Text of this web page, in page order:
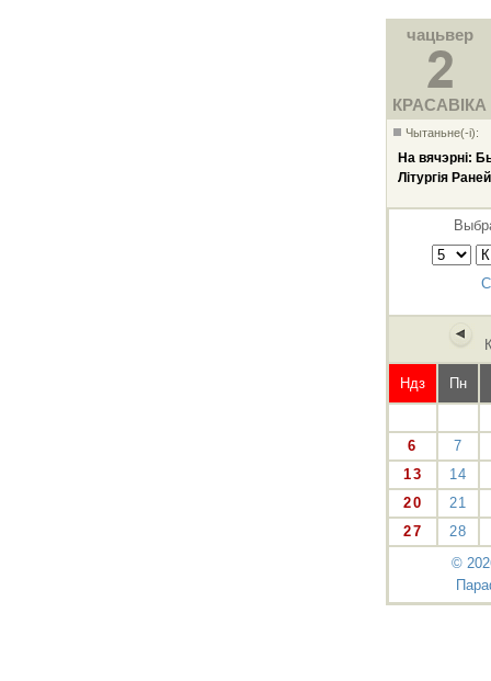
чацьвер
КРАСАВІКА
Чытаньне(-і):
На вячэрні:
Літургія
Ндз Пн
6
7
13
14
20
21
27
28
©